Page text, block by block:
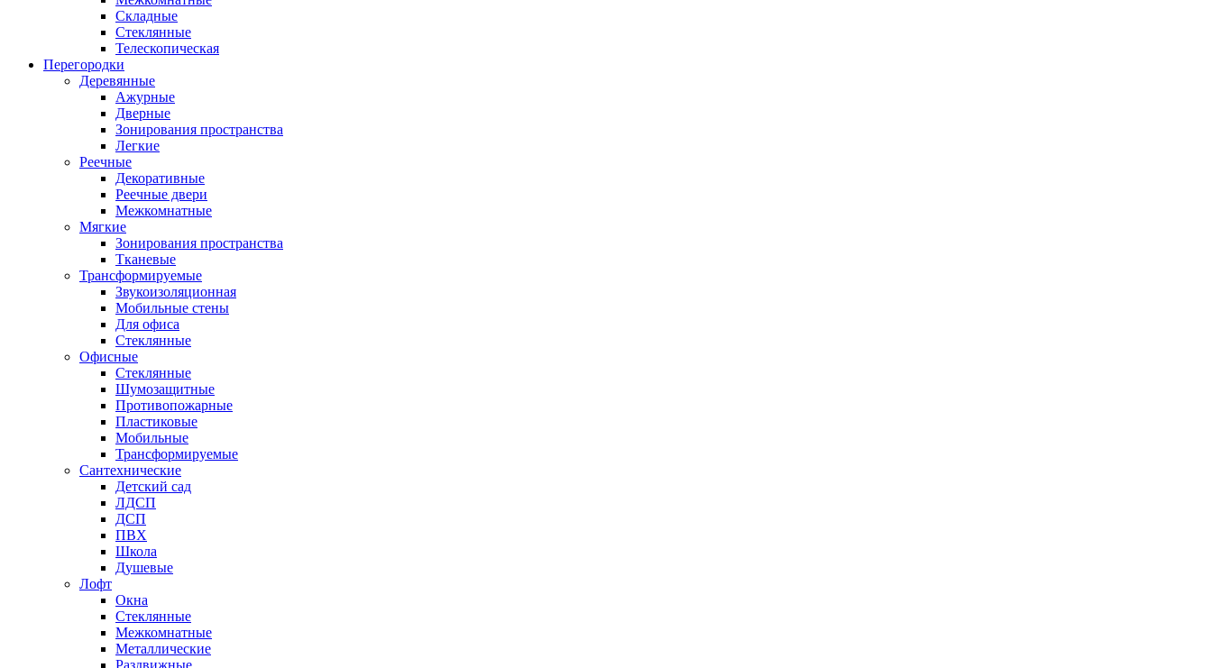
Складные
Стеклянные
Телескопическая
Перегородки
Деревянные
Ажурные
Дверные
Зонирования пространства
Легкие
Реечные
Декоративные
Реечные двери
Межкомнатные
Мягкие
Зонирования пространства
Тканевые
Трансформируемые
Звукоизоляционная
Мобильные стены
Для офиса
Стеклянные
Офисные
Стеклянные
Шумозащитные
Противопожарные
Пластиковые
Мобильные
Трансформируемые
Сантехнические
Детский сад
ЛДСП
ДСП
ПВХ
Школа
Душевые
Лофт
Окна
Стеклянные
Межкомнатные
Металлические
Раздвижные